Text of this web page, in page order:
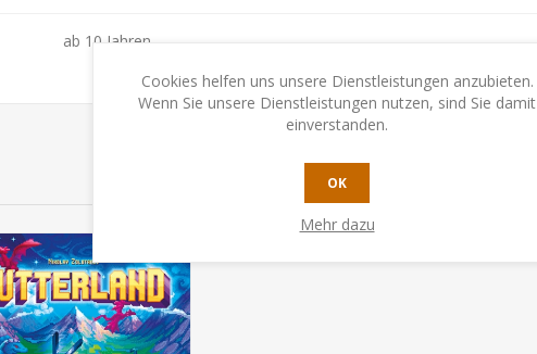
ab 10 Jahren
Cookies helfen uns unsere Dienstleistungen anzubieten.
Wenn Sie unsere Dienstleistungen nutzen, sind Sie damit
einverstanden.
OK
Mehr dazu